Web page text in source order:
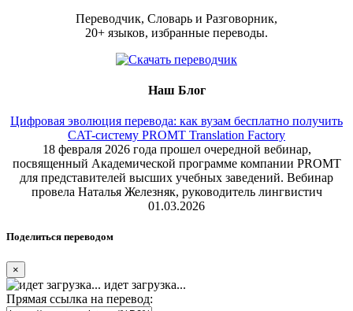
Переводчик, Словарь и Разговорник,
20+ языков, избранные переводы.
Наш Блог
Цифровая эволюция перевода: как вузам бесплатно получить
CAT-систему PROMT Translation Factory
18 февраля 2026 года прошел очередной вебинар,
посвященный Академической программе компании PROMT
для представителей высших учебных заведений. Вебинар
провела Наталья Железняк, руководитель лингвистич
01.03.2026
Поделиться переводом
×
идет загрузка...
Прямая ссылка на перевод: